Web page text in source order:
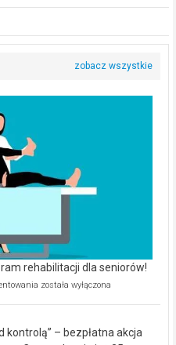
rehabilitacji dla seniorów!
Rusza
rehabilitacji
została wyłączona
kontrolą” – bezpłatna akcja